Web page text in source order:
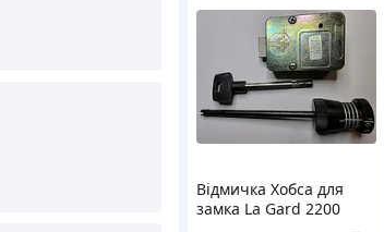
Відмичка Хобса для
замка La Gard 2200